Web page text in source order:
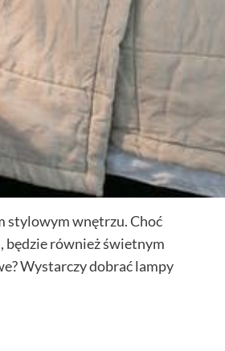
stylowym wnętrzu. Choć
będzie również świetnym
Wystarczy dobrać lampy